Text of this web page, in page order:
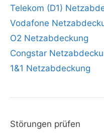
Telekom (D1)
Vodafone
O2 Netzabdeckung
Congstar
1&1 Netzabdeckung
Störungen prüfen